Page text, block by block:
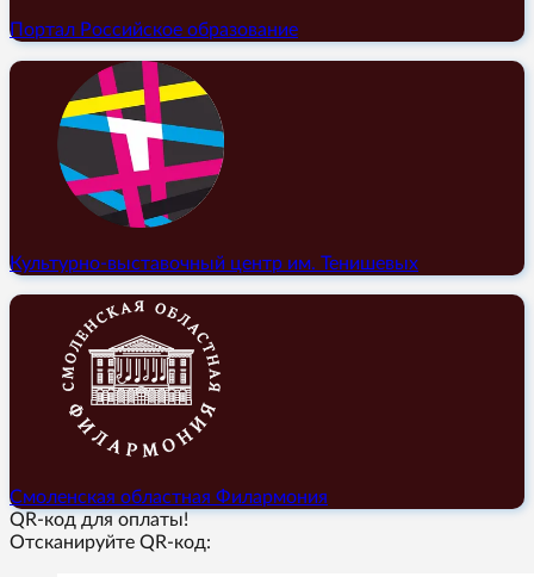
Портал Российское образование
Культурно-выставочный центр им. Тенишевых
Смоленская областная Филармония
QR-код для оплаты!
Отсканируйте QR-код: